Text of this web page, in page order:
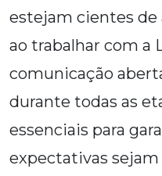
estejam cientes de
ao trabalhar com a
comunicação
durante todas as
essenciais para
expectativas